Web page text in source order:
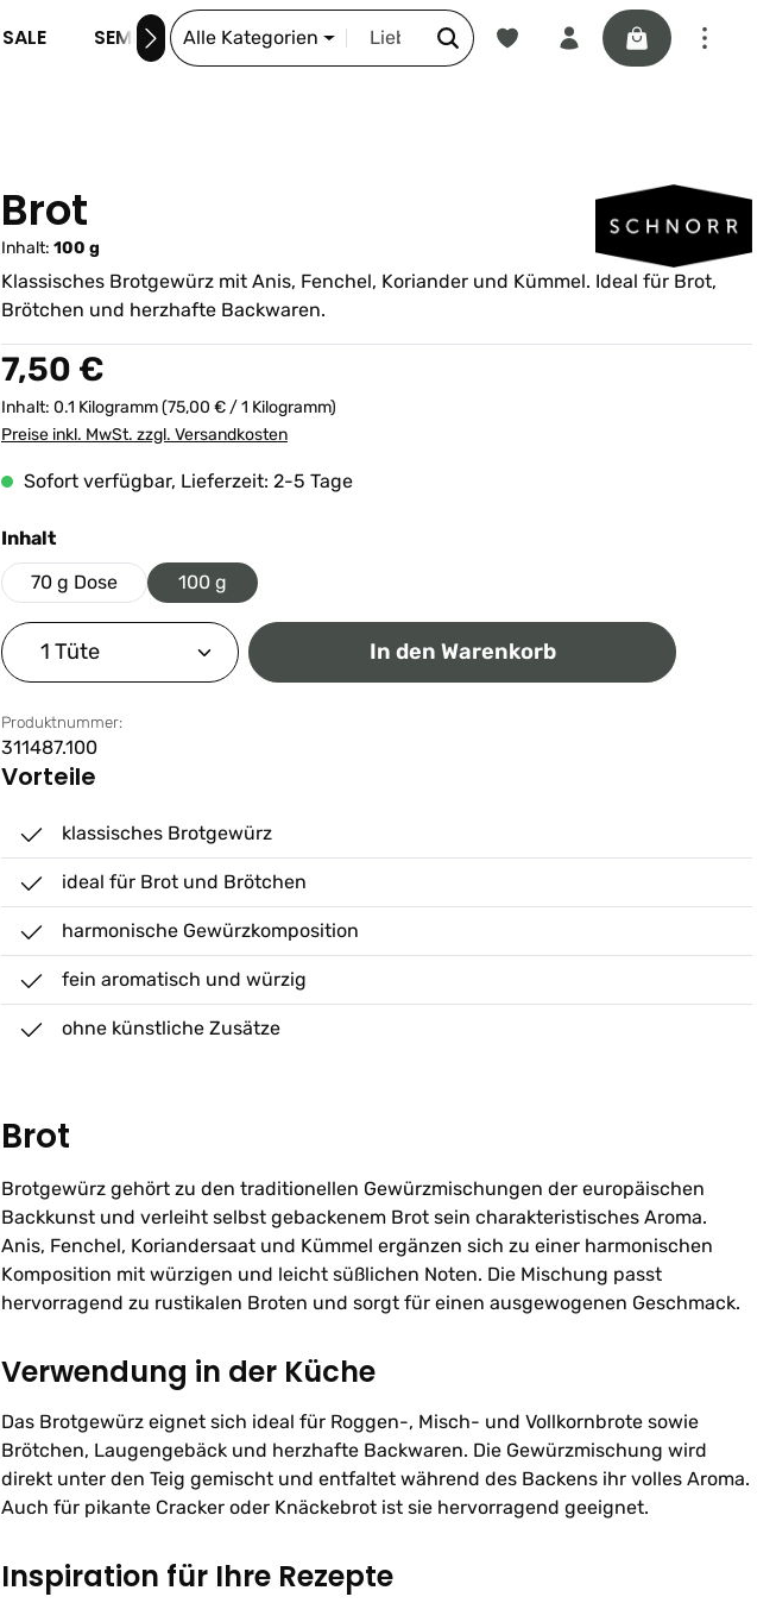
SALE SEMINARE DIE SCHNORR-STORY
Alle Kategorien
Du hast 0 Produkte auf dem
Warenkorb
Brot
Inhalt: 100 g
Klassisches Brotgewürz mit Anis, Fenchel, Koriander und Kümmel. Ideal für Brot,
Brötchen und herzhafte Backwaren.
Regulärer Preis:
7,50 €
Inhalt: 0.1 Kilogramm(75,00 € / 1 Kilogramm)
Preise inkl. MwSt. zzgl. Versandkosten
Sofort verfügbar, Lieferzeit: 2-5 Tage
Inhaltauswählen
70 g Dose
100 g
Produkt Anzahl: Gib den gewünschten Wert ein oder
In den Warenkorb
Produktnummer:
311487.100
Vorteile
klassisches Brotgewürz
ideal für Brot und Brötchen
harmonische Gewürzkomposition
fein aromatisch und würzig
ohne künstliche Zusätze
Brot
Brotgewürz gehört zu den traditionellen Gewürzmischungen der europäischen
Backkunst und verleiht selbst gebackenem Brot sein charakteristisches Aroma.
Anis, Fenchel, Koriandersaat und Kümmel ergänzen sich zu einer harmonischen
Komposition mit würzigen und leicht süßlichen Noten. Die Mischung passt
hervorragend zu rustikalen Broten und sorgt für einen ausgewogenen Geschmack.
Verwendung in der Küche
Das Brotgewürz eignet sich ideal für Roggen-, Misch- und Vollkornbrote sowie
Brötchen, Laugengebäck und herzhafte Backwaren. Die Gewürzmischung wird
direkt unter den Teig gemischt und entfaltet während des Backens ihr volles Aroma.
Auch für pikante Cracker oder Knäckebrot ist sie hervorragend geeignet.
Inspiration für Ihre Rezepte